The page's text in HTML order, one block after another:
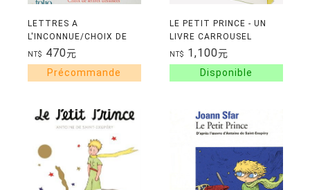
LETTRES A
L'INCONNUE/CHOIX DE
LETTRES DESSINEES
NT$ 470元
LE PETIT PRINCE - UN
LIVRE CARROUSEL
NT$ 1,100元